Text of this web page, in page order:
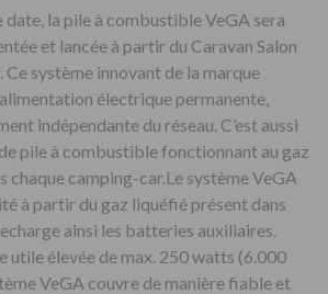
date, la pile à combustible VeGA sera
et lancée à partir du Caravan Salon
système innovant de la marque
électrique permanente,
indépendante du réseau. C’est aussi
pile à combustible fonctionnant au gaz
chaque camping-car.Le système VeGA
à partir du gaz liquéfié présent dans
ainsi les batteries auxiliaires.
utile élevée de max. 250 watts (6.000
VeGA couvre de manière fiable et